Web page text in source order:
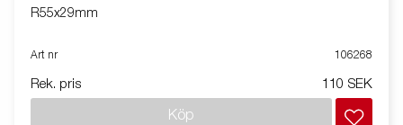
R55x29mm
Art nr 106268
Rek. pris 110 SEK
Köp